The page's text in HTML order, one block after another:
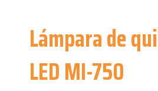
Lámpara de
LED MI-750